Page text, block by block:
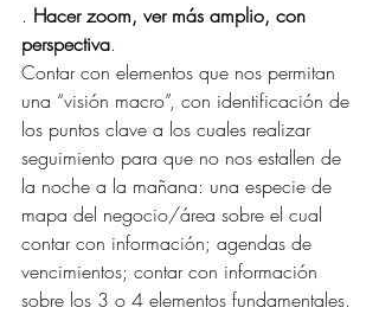
. Hacer zoom, ver más amplio, con
perspectiva.
Contar con elementos que nos permitan
una “visión macro”, con identificación de
los puntos clave a los cuales realizar
seguimiento para que no nos estallen de
la noche a la mañana: una especie de
mapa del negocio/área sobre el cual
contar con información; agendas de
vencimientos; contar con información
sobre los 3 o 4 elementos fundamentales.